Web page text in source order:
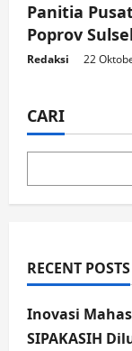
Panitia
Poprov
Redaksi 22
CARI
RECENT POSTS
Inovasi
SIPAKASIH